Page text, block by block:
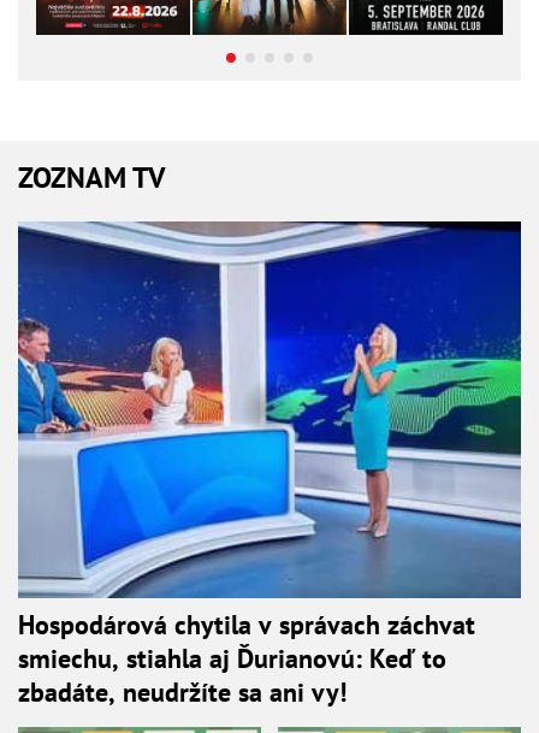
ZOZNAM TV
Hospodárová chytila v správach záchvat
smiechu, stiahla aj Ďurianovú: Keď to
zbadáte, neudržíte sa ani vy!